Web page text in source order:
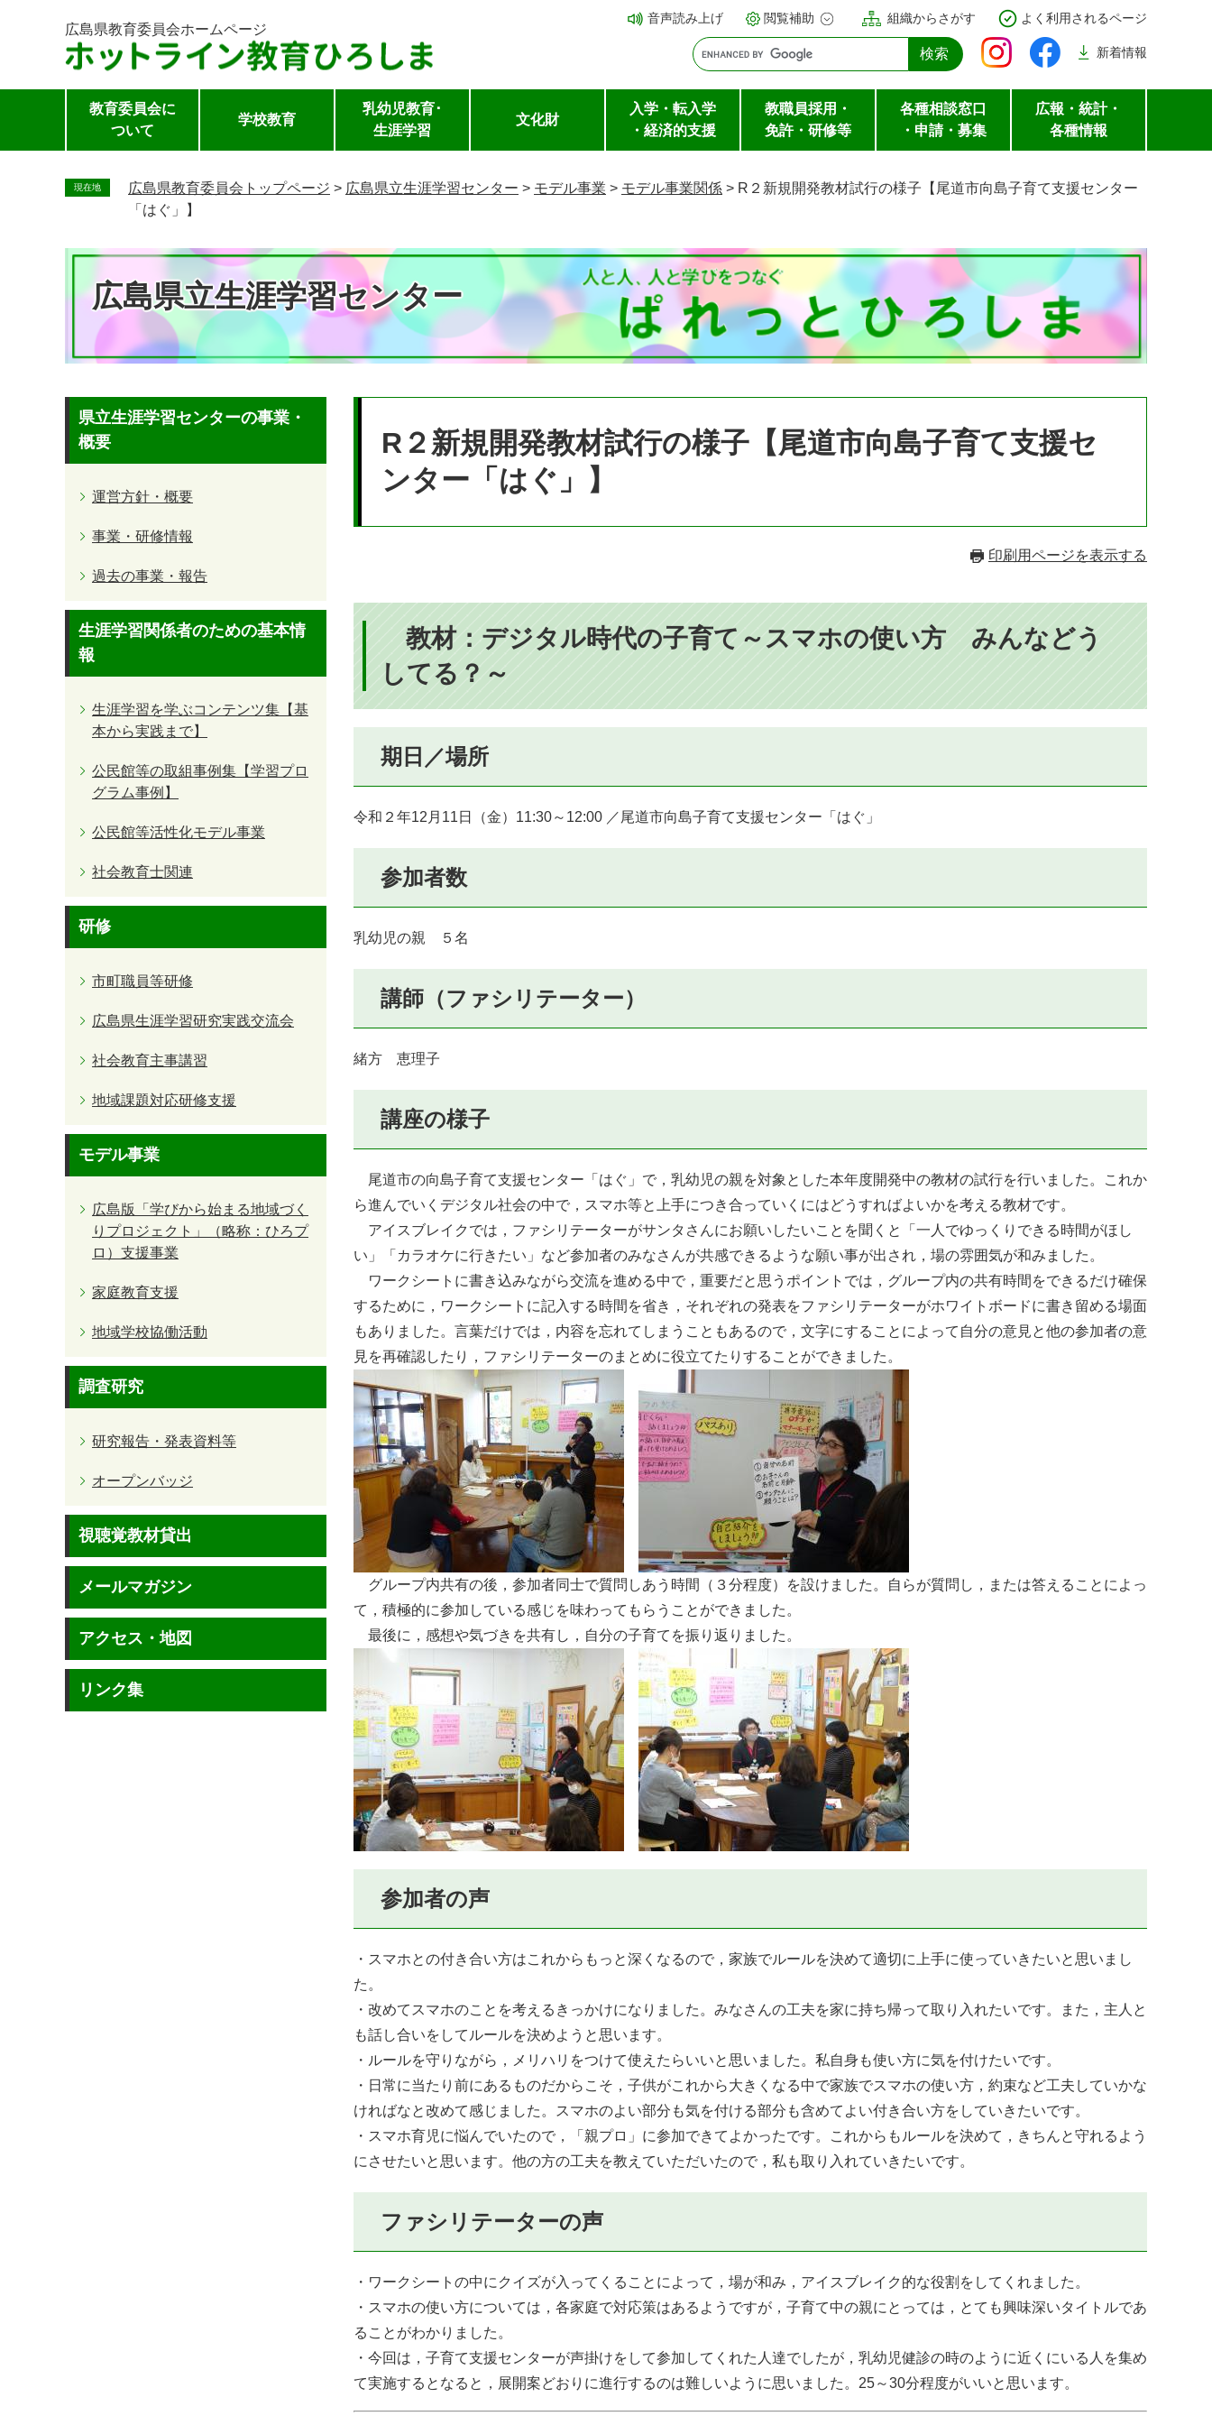
ー
し
広島県教育委員会ホームページ
音声読み上げ 閲覧補助 組織からさがす よく利用されるページ
新着情報
教育委員会に
ついて
学校教育
乳幼児教育･
生涯学習
文化財
入学・転入学
・経済的支援
教職員採用・
免許・研修等
各種相談窓口
・申請・募集
広報・統計・
各種情報
現在地 広島県教育委員会トップページ > 広島県立生涯学習センター > モデル事業 > モデル事業関係 > R２新規開発教材試行の様子【尾道市向島子育て支援センター
「はぐ」】
広島県立生涯学習センター
R２新規開発教材試行の様子【尾道市向島子育て支援セ
ンター「はぐ」】
印刷用ページを表示する
教材：デジタル時代の子育て～スマホの使い方 みんなどう
してる？～
期日／場所
令和２年12月11日（金）11:30～12:00 ／尾道市向島子育て支援センター「はぐ」
参加者数
乳幼児の親 ５名
講師（ファシリテーター）
緒方 恵理子
講座の様子
尾道市の向島子育て支援センター「はぐ」で，乳幼児の親を対象とした本年度開発中の教材の試行を行いました。これか
ら進んでいくデジタル社会の中で，スマホ等と上手につき合っていくにはどうすればよいかを考える教材です。
アイスブレイクでは，ファシリテーターがサンタさんにお願いしたいことを聞くと「一人でゆっくりできる時間がほし
い」「カラオケに行きたい」など参加者のみなさんが共感できるような願い事が出され，場の雰囲気が和みました。
ワークシートに書き込みながら交流を進める中で，重要だと思うポイントでは，グループ内の共有時間をできるだけ確保
するために，ワークシートに記入する時間を省き，それぞれの発表をファシリテーターがホワイトボードに書き留める場面
もありました。言葉だけでは，内容を忘れてしまうこともあるので，文字にすることによって自分の意見と他の参加者の意
見を再確認したり，ファシリテーターのまとめに役立てたりすることができました。
グループ内共有の後，参加者同士で質問しあう時間（３分程度）を設けました。自らが質問し，または答えることによっ
て，積極的に参加している感じを味わってもらうことができました。
最後に，感想や気づきを共有し，自分の子育てを振り返りました。
参加者の声
・スマホとの付き合い方はこれからもっと深くなるので，家族でルールを決めて適切に上手に使っていきたいと思いまし
た。
・改めてスマホのことを考えるきっかけになりました。みなさんの工夫を家に持ち帰って取り入れたいです。また，主人と
も話し合いをしてルールを決めようと思います。
・ルールを守りながら，メリハリをつけて使えたらいいと思いました。私自身も使い方に気を付けたいです。
・日常に当たり前にあるものだからこそ，子供がこれから大きくなる中で家族でスマホの使い方，約束など工夫していかな
ければなと改めて感じました。スマホのよい部分も気を付ける部分も含めてよい付き合い方をしていきたいです。
・スマホ育児に悩んでいたので，「親プロ」に参加できてよかったです。これからもルールを決めて，きちんと守れるよう
にさせたいと思います。他の方の工夫を教えていただいたので，私も取り入れていきたいです。
ファシリテーターの声
・ワークシートの中にクイズが入ってくることによって，場が和み，アイスブレイク的な役割をしてくれました。
・スマホの使い方については，各家庭で対応策はあるようですが，子育て中の親にとっては，とても興味深いタイトルであ
ることがわかりました。
・今回は，子育て支援センターが声掛けをして参加してくれた人達でしたが，乳幼児健診の時のように近くにいる人を集め
て実施するとなると，展開案どおりに進行するのは難しいように思いました。25～30分程度がいいと思います。
県立生涯学習センターの事業・
概要
運営方針・概要
事業・研修情報
過去の事業・報告
生涯学習関係者のための基本情
報
生涯学習を学ぶコンテンツ集【基
本から実践まで】
公民館等の取組事例集【学習プロ
グラム事例】
公民館等活性化モデル事業
社会教育士関連
研修
市町職員等研修
広島県生涯学習研究実践交流会
社会教育主事講習
地域課題対応研修支援
モデル事業
広島版「学びから始まる地域づく
りプロジェクト」（略称：ひろプ
ロ）支援事業
家庭教育支援
地域学校協働活動
調査研究
研究報告・発表資料等
オープンバッジ
視聴覚教材貸出
メールマガジン
アクセス・地図
リンク集